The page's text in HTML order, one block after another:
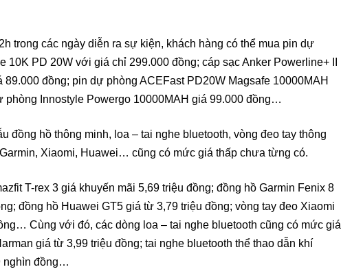
trong các ngày diễn ra sự kiện, khách hàng có thể mua pin dự
10K PD 20W với giá chỉ 299.000 đồng; cáp sạc Anker Powerline+ II
đồng; pin dự phòng ACEFast PD20W Magsafe 10000MAH
phòng Innostyle Powergo 10000MAH giá 99.000 đồng…
đồng hồ thông minh, loa – tai nghe bluetooth, vòng đeo tay thông
Xiaomi, Huawei… cũng có mức giá thấp chưa từng có.
T-rex 3 giá khuyến mãi 5,69 triệu đồng; đồng hồ Garmin Fenix 8
đồng hồ Huawei GT5 giá từ 3,79 triệu đồng; vòng tay đeo Xiaomi
Cùng với đó, các dòng loa – tai nghe bluetooth cũng có mức giá
giá từ 3,99 triệu đồng; tai nghe bluetooth thể thao dẫn khí
nghìn đồng…